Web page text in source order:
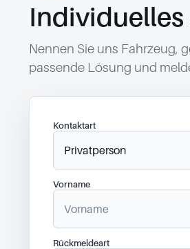
Nennen Sie uns Fahrzeug,
passende Lösung und
Kontaktart
Vorname
Rückmeldeart